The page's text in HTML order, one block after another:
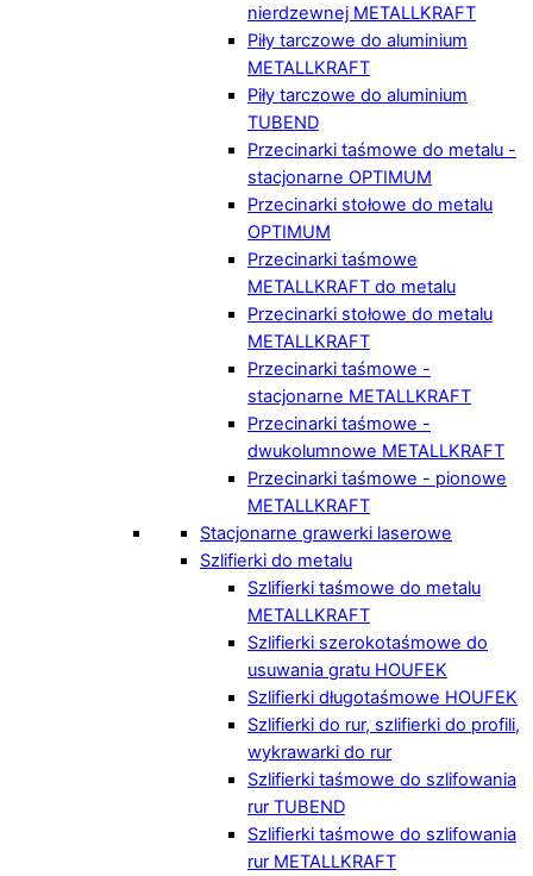
nierdzewnej METALLKRAFT
Piły tarczowe do aluminium
METALLKRAFT
Piły tarczowe do aluminium
TUBEND
Przecinarki taśmowe do metalu -
stacjonarne OPTIMUM
Przecinarki stołowe do metalu
OPTIMUM
Przecinarki taśmowe
METALLKRAFT do metalu
Przecinarki stołowe do metalu
METALLKRAFT
Przecinarki taśmowe -
stacjonarne METALLKRAFT
Przecinarki taśmowe -
dwukolumnowe METALLKRAFT
Przecinarki taśmowe - pionowe
METALLKRAFT
Stacjonarne grawerki laserowe
Szlifierki do metalu
Szlifierki taśmowe do metalu
METALLKRAFT
Szlifierki szerokotaśmowe do
usuwania gratu HOUFEK
Szlifierki długotaśmowe HOUFEK
Szlifierki do rur, szlifierki do profili,
wykrawarki do rur
Szlifierki taśmowe do szlifowania
rur TUBEND
Szlifierki taśmowe do szlifowania
rur METALLKRAFT